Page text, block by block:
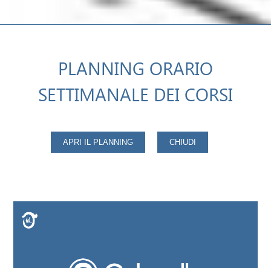
PLANNING ORARIO
SETTIMANALE DEI CORSI